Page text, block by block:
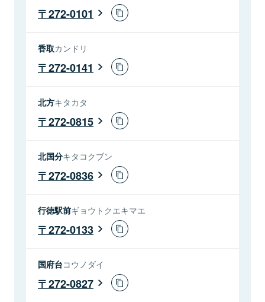
272-0101
香取カンドリ
272-0141
北方キタカタ
272-0815
北国分キタコクブン
272-0836
行徳駅前ギョウトクエキマエ
272-0133
国府台コウノダイ
272-0827